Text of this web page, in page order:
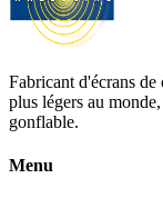
Fabricant d'écrans
plus légers au
gonflable.
Menu